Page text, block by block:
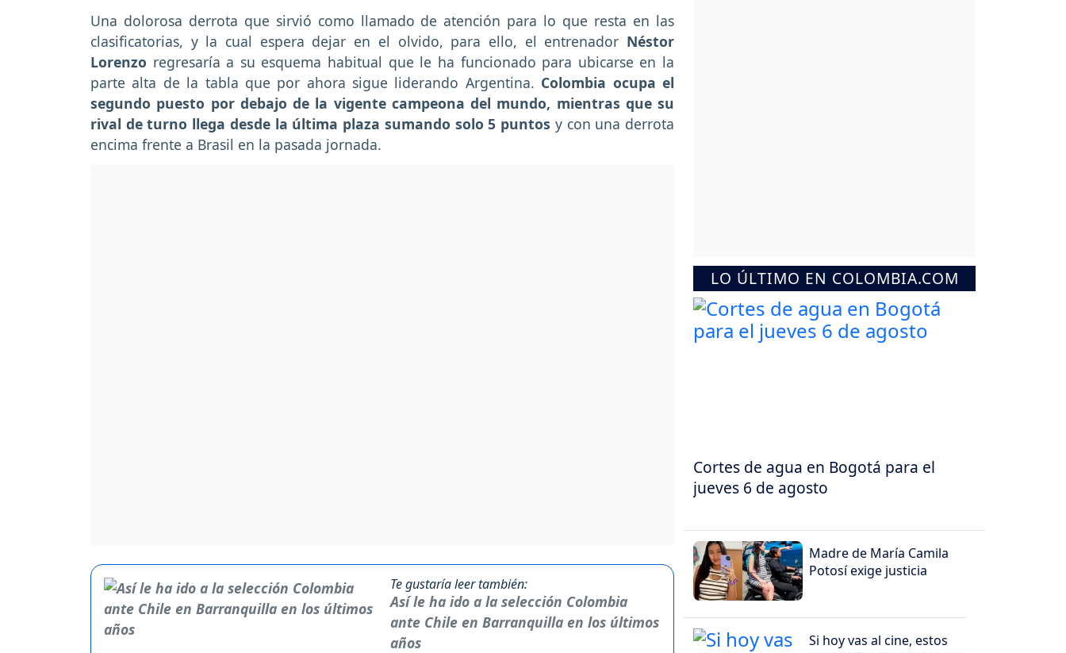
Una dolorosa derrota que sirvió como llamado de atención para lo que resta en las
clasificatorias, y la cual espera dejar en el olvido, para ello, el entrenador Néstor
Lorenzo regresaría a su esquema habitual que le ha funcionado para ubicarse en la
parte alta de la tabla que por ahora sigue liderando Argentina. Colombia ocupa el
segundo puesto por debajo de la vigente campeona del mundo, mientras que su
rival de turno llega desde la última plaza sumando solo 5 puntos y con una derrota
encima frente a Brasil en la pasada jornada.
Te gustaría leer también:
Así le ha ido a la selección Colombia
ante Chile en Barranquilla en los últimos
años
LO ÚLTIMO EN COLOMBIA.COM
Cortes de agua en Bogotá para el
jueves 6 de agosto
Madre de María Camila
Potosí exige justicia
Si hoy vas al cine, estos